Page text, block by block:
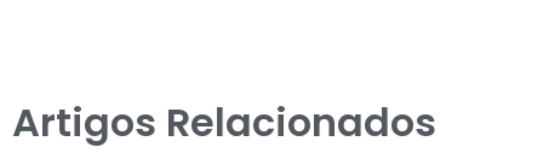
Artigos Relacionados